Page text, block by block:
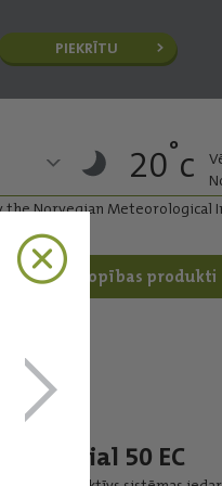
PIEKRĪTU
20°c
Norvegian Meteorological
Dārzkopības produkti
Axial 50 EC